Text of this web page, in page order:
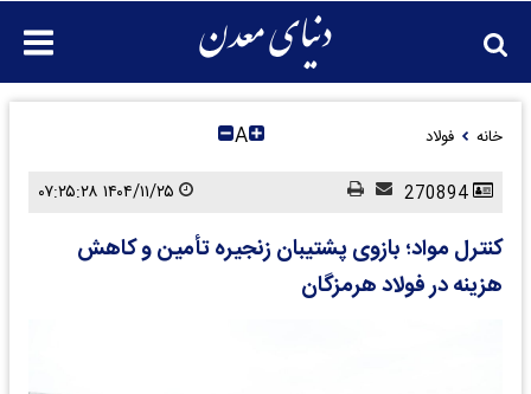
خانه فولاد A
کنترل مواد؛ بازوی پشتیبان زنجیره تأمین و کاهش
هزینه در فولاد هرمزگان